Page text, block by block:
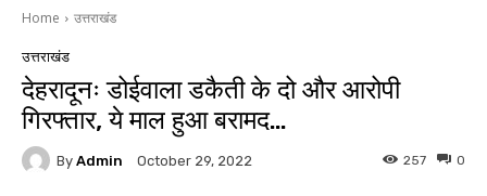
Home उत्तराखंड
उत्तराखंड
देहरादूनः डोईवाला डकैती के दो और आरोपी
गिरफ्तार, ये माल हुआ बरामद…
By Admin October 29, 2022 0
257